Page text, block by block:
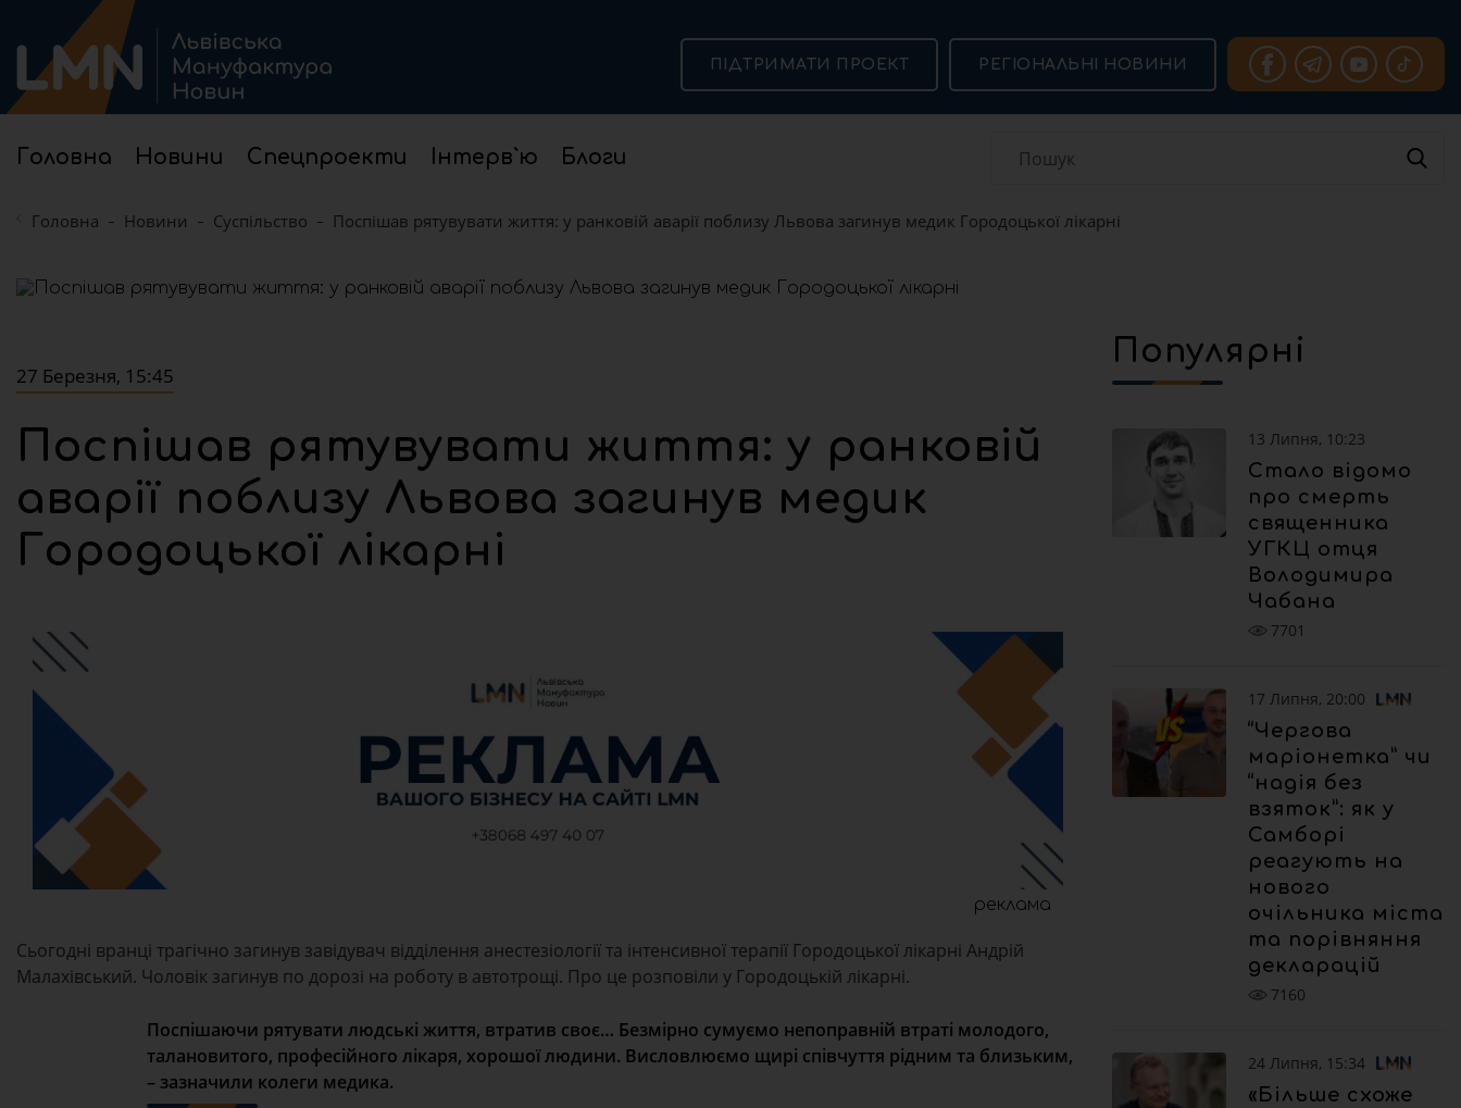
Головна Новини Спецпроекти Інтерв`ю Блоги
ПІДТРИМАТИ ПРОЕКТ РЕГІОНАЛЬНІ НОВИНИ
Головна Новини Суспільство Поспішав рятувувати життя: у ранковій аварії поблизу Львова загинув медик Городоцької лікарні
27 Березня, 15:45
Поспішав рятувувати життя: у ранковій
аварії поблизу Львова загинув медик
Городоцької лікарні
реклама
Сьогодні вранці трагічно загинув завідувач відділення анестезіології та інтенсивної терапії Городоцької лікарні Андрій
Малахівський. Чоловік загинув по дорозі на роботу в автотрощі. Про це розповіли у Городоцькій лікарні.
Поспішаючи рятувати людські життя, втратив своє… Безмірно сумуємо непоправній втраті молодого,
талановитого, професійного лікаря, хорошої людини. Висловлюємо щирі співчуття рідним та близьким,
– зазначили колеги медика.
Популярні
13 Липня, 10:23
Стало відомо
про смерть
священника
УГКЦ отця
Володимира
Чабана
7701
17 Липня, 20:00
“Чергова
маріонетка” чи
“надія без
взяток”: як у
Самборі
реагують на
нового
очільника міста
та порівняння
декларацій
7160
24 Липня, 15:34
«Більше схоже